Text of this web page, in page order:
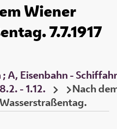
Wiener
7.7.1917
A, Eisenbahn -
- 1.12.
Nach